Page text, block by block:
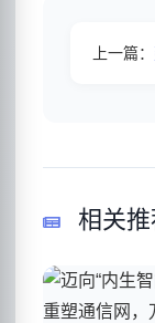
上一篇：
相关推